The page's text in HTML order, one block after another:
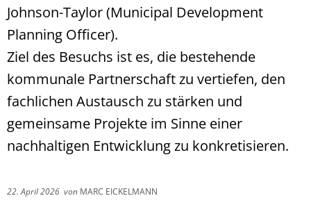
Johnson-Taylor (Municipal Development
Planning Officer).
Ziel des Besuchs ist es, die bestehende
kommunale Partnerschaft zu vertiefen, den
fachlichen Austausch zu stärken und
gemeinsame Projekte im Sinne einer
nachhaltigen Entwicklung zu konkretisieren.
22. April 2026 von MARC EICKELMANN